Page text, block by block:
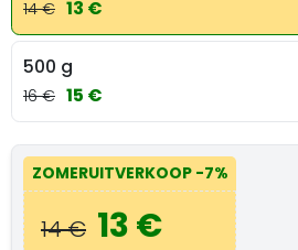
14 € 13 €
500 g
16 € 15 €
ZOMERUITVERKOOP -7%
14 € 13 €